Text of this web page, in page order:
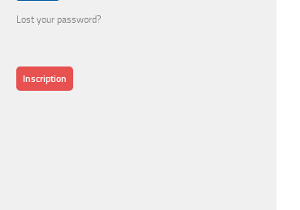
Lost your password?
Inscription